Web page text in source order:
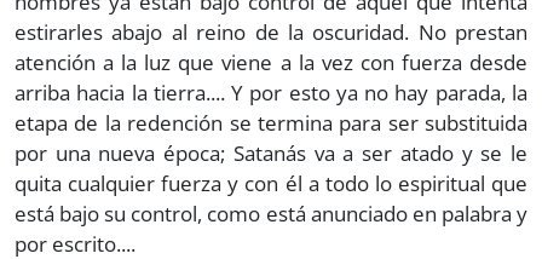
estirarles abajo al reino de la oscuridad. No prestan
atención a la luz que viene a la vez con fuerza desde
arriba hacia la tierra.... Y por esto ya no hay parada, la
etapa de la redención se termina para ser substituida
por una nueva época; Satanás va a ser atado y se le
quita cualquier fuerza y con él a todo lo espiritual que
está bajo su control, como está anunciado en palabra y
por escrito....